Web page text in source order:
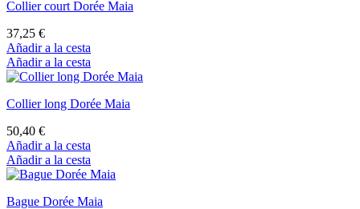
Collier court Dorée Maia
37,25 €
Añadir a la cesta
Añadir a la cesta
Collier long Dorée Maia
50,40 €
Añadir a la cesta
Añadir a la cesta
Bague Dorée Maia